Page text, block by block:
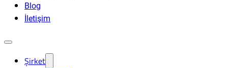
Blog
İletişim
Şirket